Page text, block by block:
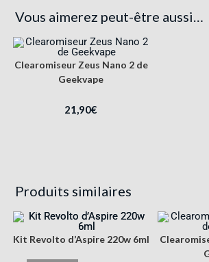
Vous aimerez peut-être aussi…
Clearomiseur Zeus Nano 2 de
Geekvape
21,90€
Produits similaires
Kit Revolto d’Aspire 220w 6ml